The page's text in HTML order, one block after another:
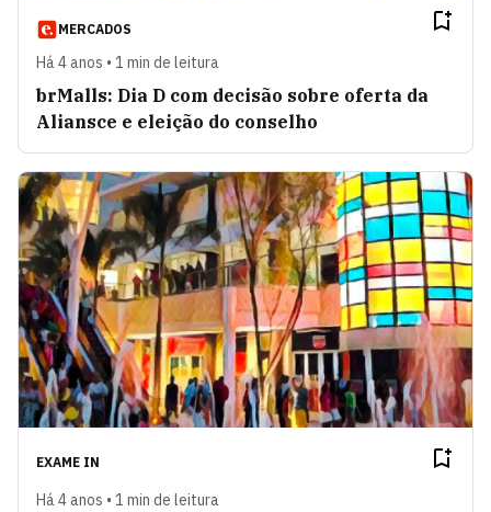
MERCADOS
Há 4 anos • 1 min de leitura
brMalls: Dia D com decisão sobre oferta da
Aliansce e eleição do conselho
EXAME IN
Há 4 anos • 1 min de leitura